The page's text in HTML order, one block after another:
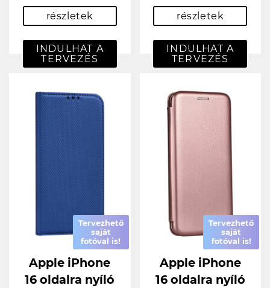
részletek
INDULHAT A
TERVEZÉS
részletek
INDULHAT A
TERVEZÉS
Tervezhető
saját
fotóval is!
Apple iPhone
16 oldalra nyíló
Tervezhető
saját
fotóval is!
Apple iPhone
16 oldalra nyíló